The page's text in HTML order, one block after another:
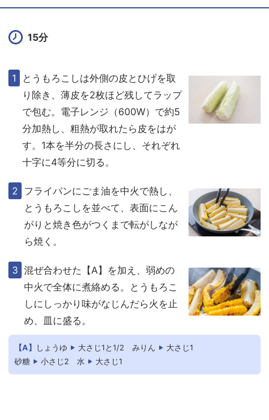
15分
とうもろこしは外側の皮とひげを取
り除き、薄皮を2枚ほど残してラップ
で包む。電子レンジ（600W）で約5
分加熱し、粗熱が取れたら皮をはが
す。1本を半分の長さにし、それぞれ
十字に4等分に切る。
フライパンにごま油を中火で熱し、
とうもろこしを並べて、表面にこん
がりと焼き色がつくまで転がしなが
ら焼く。
混ぜ合わせた【A】を加え、弱めの
中火で全体に煮絡める。とうもろこ
しにしっかり味がなじんだら火を止
め、皿に盛る。
【A】 しょうゆ 大さじ1と1/2 みりん
大さじ1
砂糖
小さじ2 水 大さじ1